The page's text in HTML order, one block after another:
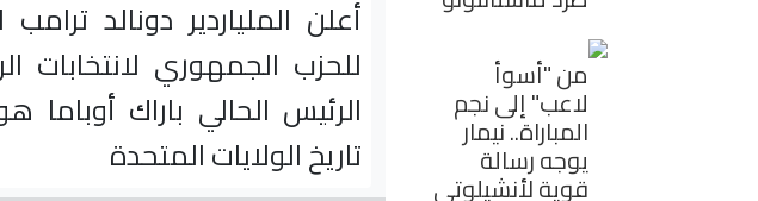
من "أسوأ
لاعب" إلى نجم
المباراة.. نيمار
يوجه رسالة
قوية لأنشيلوتي
أعلن الملياردير دونالد
للحزب الجمهوري لانتخابات
الرئيس الحالي باراك
تاريخ الولايات المتحدة